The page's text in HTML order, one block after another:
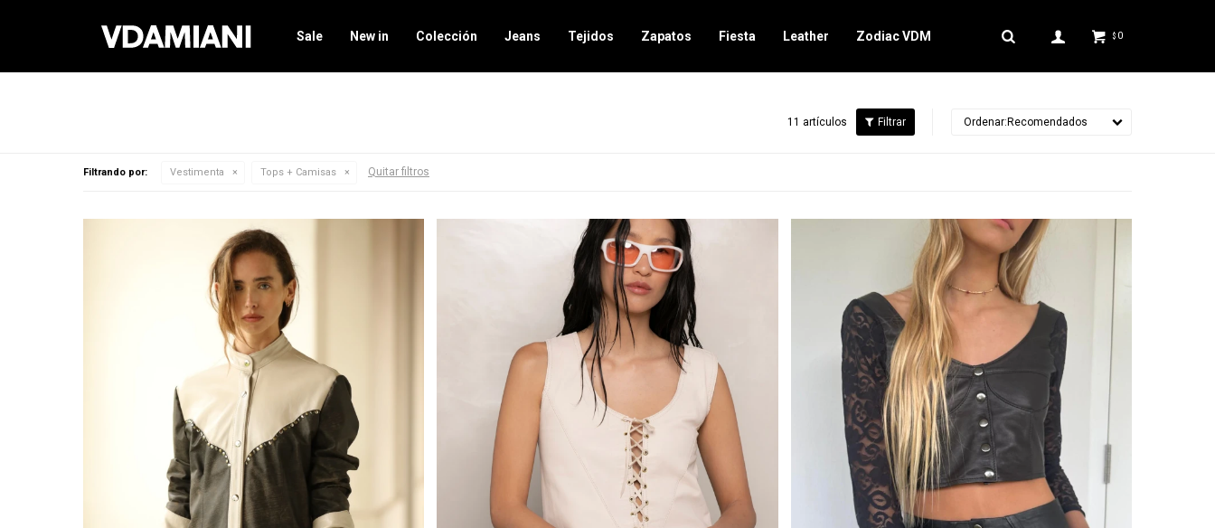
Sale New in Colección Jeans Tejidos Zapatos Fiesta Leather Zodiac VDM $ 0
11 artículos Recomendados
Filtrando por: Vestimenta Tops + Camisas Quitar filtros